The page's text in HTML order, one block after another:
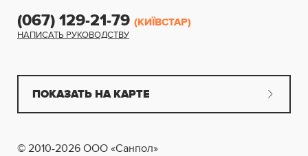
(067) 129-21-79 (КИЇВСТАР)
НАПИСАТЬ РУКОВОДСТВУ
ПОКАЗАТЬ НА КАРТЕ
© 2010-2026 ООО «Санпол»